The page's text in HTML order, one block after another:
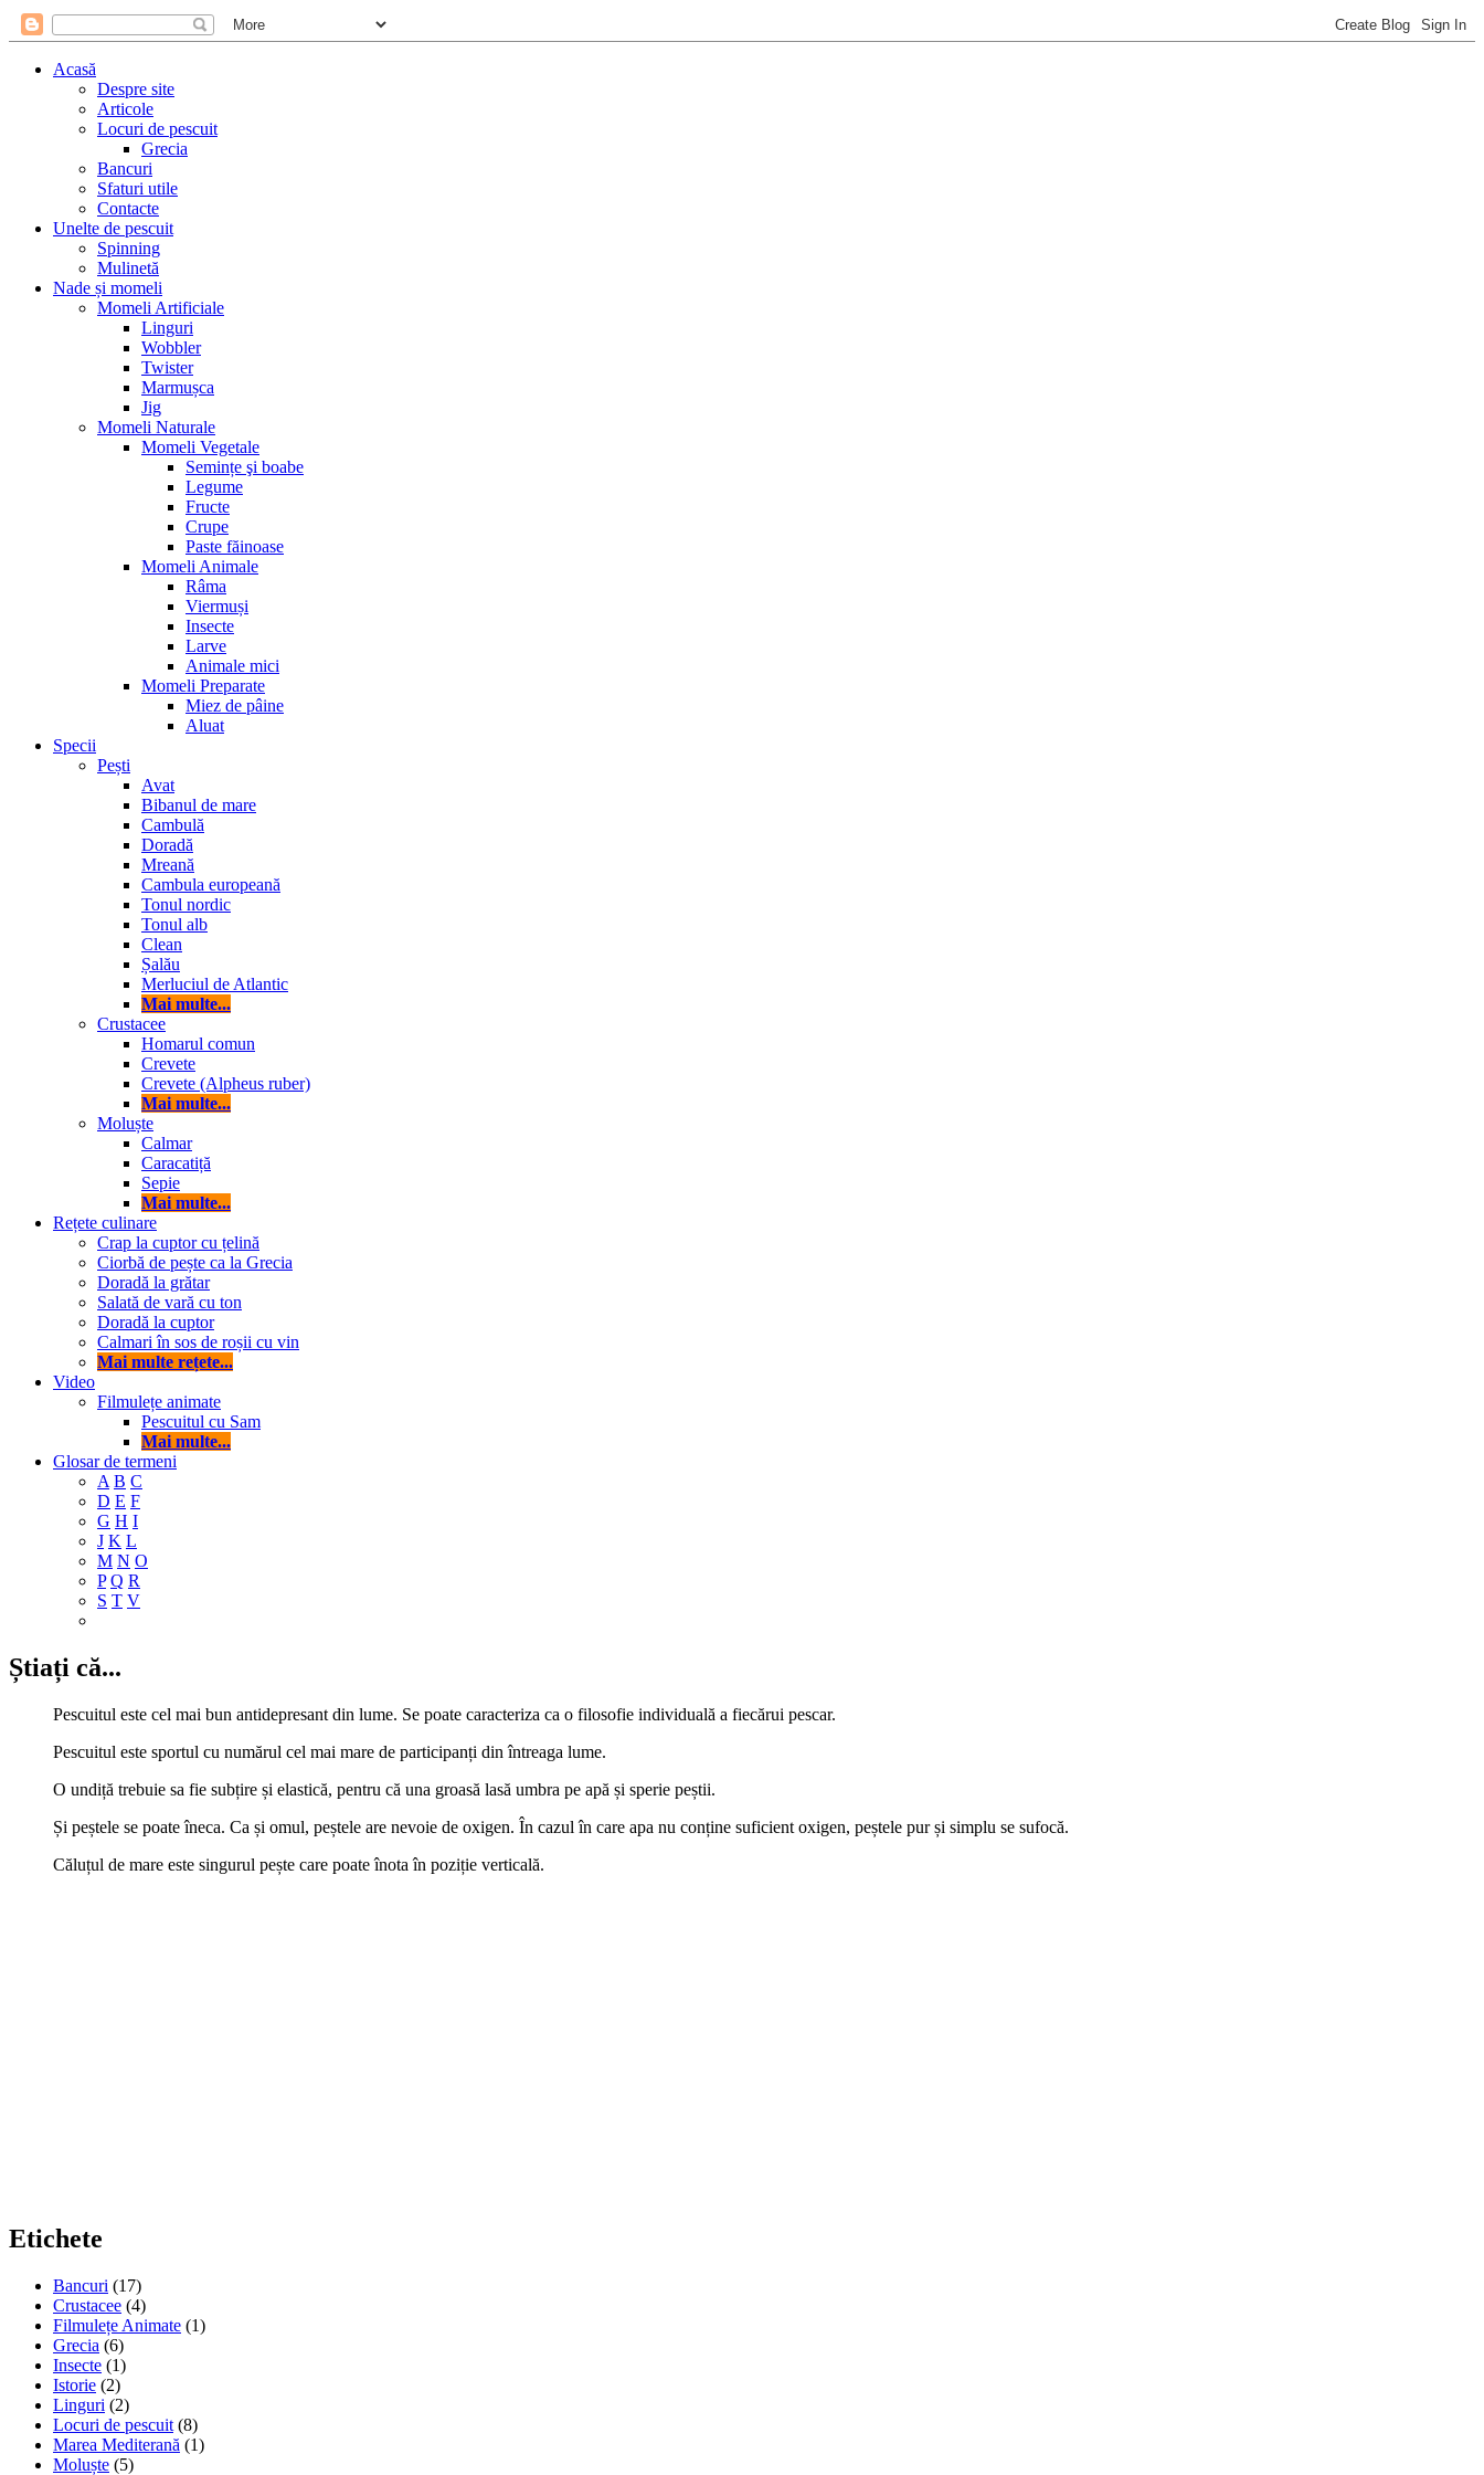
Acasă
Despre site
Articole
Locuri de pescuit
Grecia
Bancuri
Sfaturi utile
Contacte
Unelte de pescuit
Spinning
Mulinetă
Nade și momeli
Momeli Artificiale
Linguri
Wobbler
Twister
Marmușca
Jig
Momeli Naturale
Momeli Vegetale
Semințe şi boabe
Legume
Fructe
Crupe
Paste făinoase
Momeli Animale
Râma
Viermuși
Insecte
Larve
Animale mici
Momeli Preparate
Miez de pâine
Aluat
Specii
Pești
Avat
Bibanul de mare
Cambulă
Doradă
Mreană
Cambula europeană
Tonul nordic
Tonul alb
Clean
Șalău
Merluciul de Atlantic
Mai multe...
Crustacee
Homarul comun
Crevete
Crevete (Alpheus ruber)
Mai multe...
Moluște
Calmar
Caracatiță
Sepie
Mai multe...
Rețete culinare
Crap la cuptor cu țelină
Ciorbă de pește ca la Grecia
Doradă la grătar
Salată de vară cu ton
Doradă la cuptor
Calmari în sos de roșii cu vin
Mai multe rețete...
Video
Filmulețe animate
Pescuitul cu Sam
Mai multe...
Glosar de termeni
A B C
D E F
G H I
J K L
M N O
P Q R
S T V
Știați că...
Pescuitul este cel mai bun antidepresant din lume. Se poate caracteriza ca o filosofie individuală a fiecărui pescar.
Pescuitul este sportul cu numărul cel mai mare de participanți din întreaga lume.
O undiță trebuie sa fie subțire și elastică, pentru că una groasă lasă umbra pe apă și sperie peștii.
Și peștele se poate îneca. Ca și omul, peștele are nevoie de oxigen. În cazul în care apa nu conține suficient oxigen, peștele pur și simplu se sufocă.
Căluțul de mare este singurul pește care poate înota în poziție verticală.
Etichete
Bancuri (17)
Crustacee (4)
Filmulețe Animate (1)
Grecia (6)
Insecte (1)
Istorie (2)
Linguri (2)
Locuri de pescuit (8)
Marea Mediterană (1)
Moluște (5)